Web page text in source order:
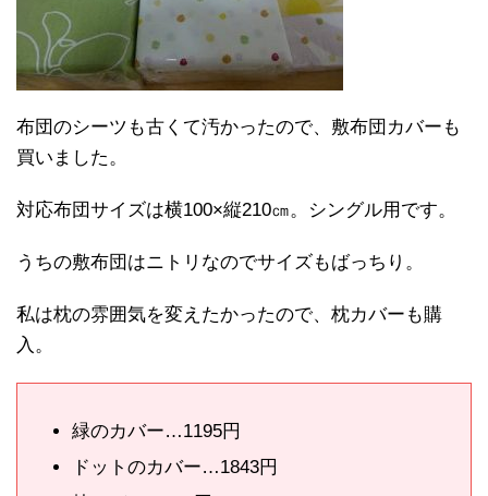
布団のシーツも古くて汚かったので、敷布団カバーも
買いました。
対応布団サイズは横100×縦210㎝。シングル用です。
うちの敷布団はニトリなのでサイズもばっちり。
私は枕の雰囲気を変えたかったので、枕カバーも購
入。
緑のカバー…1195円
ドットのカバー…1843円